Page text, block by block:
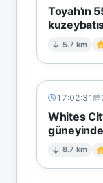
Toyah'ın
5.7 km
17:02:31
Whites
8.7 km